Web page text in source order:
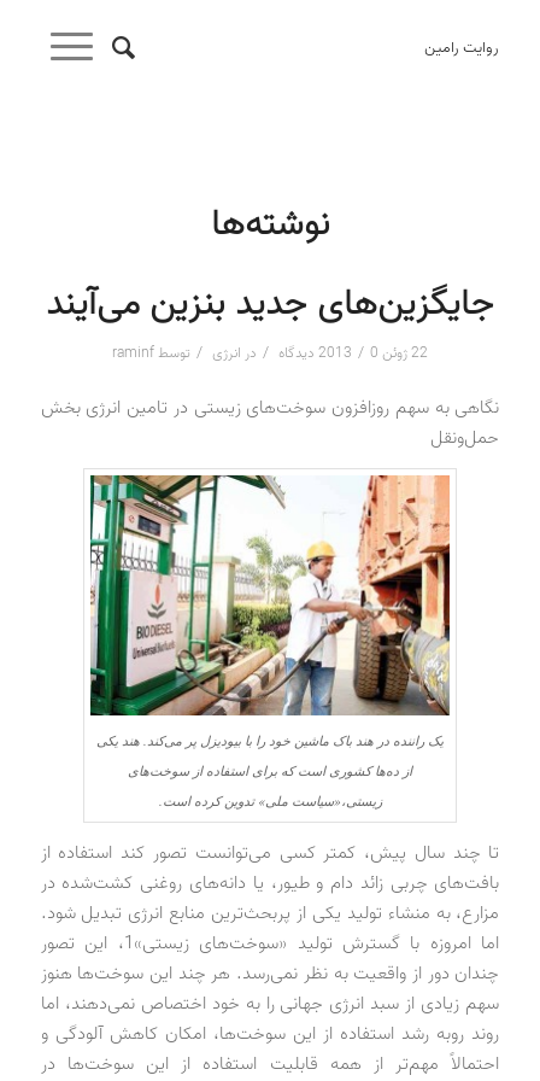
روایت رامین
نوشته‌ها
جایگزین‌های جدید بنزین می‌آیند
22 ژوئن 2013 / 0 دیدگاه / در انرژی / توسط raminf
نگاهی به سهم روزافزون سوخت‌های زیستی در تامین انرژی بخش
حمل‌ونقل
یک راننده در هند باک ماشین خود را با بیودیزل پر می‌کند. هند یکی
از ده‌ها کشوری است که برای استفاده از سوخت‌های
زیستی،«سیاست ملی» تدوین کرده است.
تا چند سال پیش، کمتر کسی می‌توانست تصور کند استفاده از
بافت‌های چربی زائد دام و طیور، یا دانه‌های روغنی کشت‌شده در
مزارع، به منشاء تولید یکی از پربحث‌ترین منابع انرژی تبدیل شود.
اما امروزه با گسترش تولید «سوخت‌های زیستی»1، این تصور
چندان دور از واقعیت به نظر نمی‌رسد. هر چند این سوخت‌ها هنوز
سهم زیادی از سبد انرژی جهانی را به خود اختصاص نمی‌دهند، اما
روند روبه ‌رشد استفاده از این سوخت‌ها، امکان کاهش آلودگی و
احتمالاً مهم‌تر از همه قابلیت استفاده از این سوخت‌ها در